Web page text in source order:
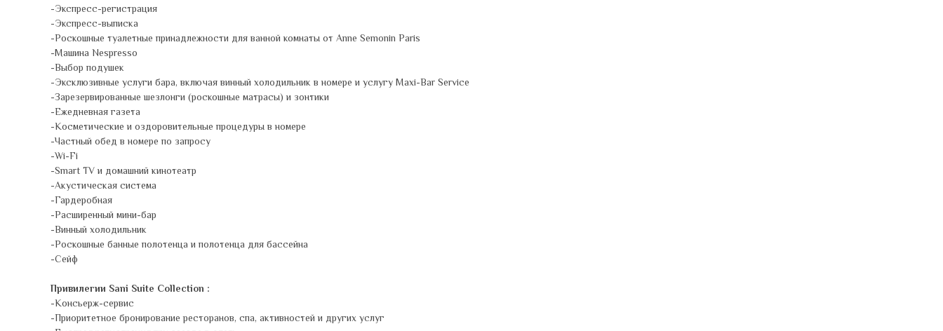
-Экспресс-регистрация
-Экспресс-выписка
-Роскошные туалетные принадлежности для ванной комнаты от Anne Semonin Paris
-Машина Nespresso
-Выбор подушек
-Эксклюзивные услуги бара, включая винный холодильник в номере и услугу Maxi-Bar Service
-Зарезервированные шезлонги (роскошные матрасы) и зонтики
-Ежедневная газета
-Косметические и оздоровительные процедуры в номере
-Частный обед в номере по запросу
-Wi-Fi
-Smart TV и домашний кинотеатр
-Акустическая система
-Гардеробная
-Расширенный мини-бар
-Винный холодильник
-Роскошные банные полотенца и полотенца для бассейна
-Сейф
Привилегии Sani Suite Collection :
-Консьерж-сервис
-Приоритетное бронирование ресторанов, спа, активностей и других услуг